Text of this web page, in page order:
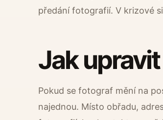
předání fotografií. V krizové
Jak
Pokud se fotograf mění na
najednou. Místo obřadu,